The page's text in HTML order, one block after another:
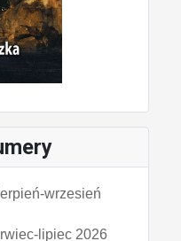
wrzesień
lipiec 2026